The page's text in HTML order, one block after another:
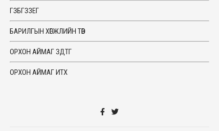
ГЗБГЗЗЕГ
БАРИЛГЫН ХӨГЖЛИЙН ТӨВ
ОРХОН АЙМАГ ЗДТГ
ОРХОН АЙМАГ ИТХ